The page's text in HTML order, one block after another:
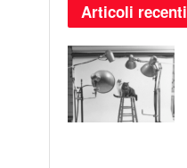
Articoli recenti